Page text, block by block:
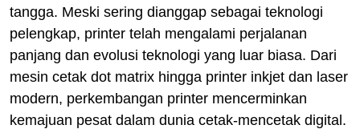
tangga. Meski sering dianggap sebagai teknologi
pelengkap, printer telah mengalami perjalanan
panjang dan evolusi teknologi yang luar biasa. Dari
mesin cetak dot matrix hingga printer inkjet dan laser
modern, perkembangan printer mencerminkan
kemajuan pesat dalam dunia cetak-mencetak digital.